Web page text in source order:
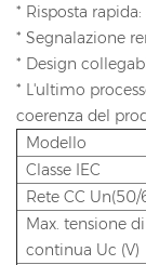
* Risposta
* Segnalazione
* Design
* L'ultimo
coerenza del
Modello
Classe IEC
Rete CC Un(50/
Max. tensione
continua Uc (V)